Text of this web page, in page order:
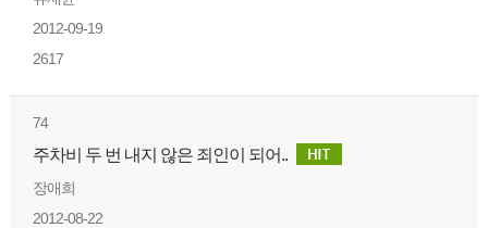
2012-09-19
2617
74
주차비 두 번 내지 않은 죄인이 되어..
장애희
2012-08-22